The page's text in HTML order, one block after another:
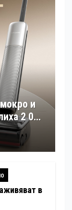
и
2 000
мащаб
в